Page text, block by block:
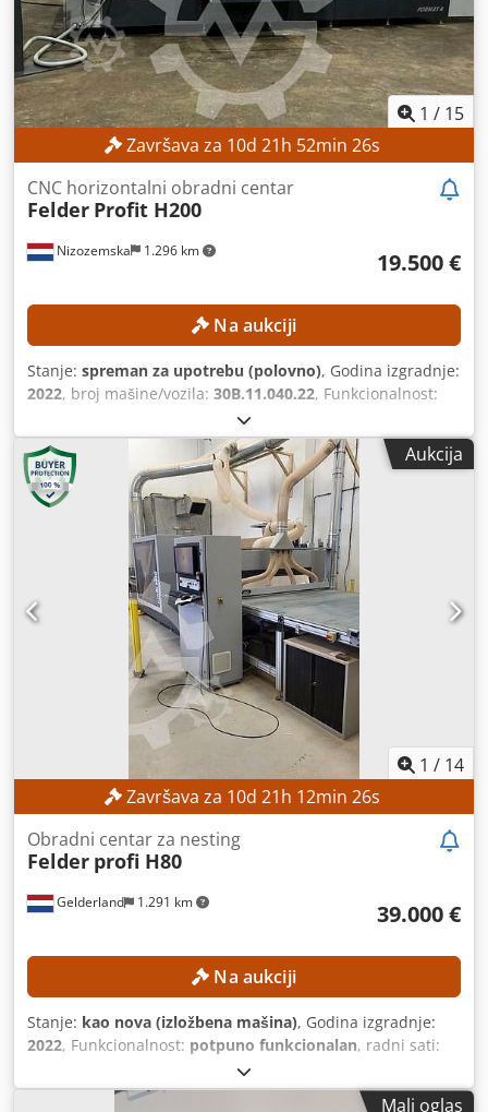
1 / 15
Završava za 10d 21h 52min 24s
Nizozemska 1.296 km
CNC horizontalni obradni centar
Felder Profit H200
19.500 €
Na aukciji
Stanje: spreman za upotrebu (polovno), Godina izgradnje:
2022, broj mašine/vozila: 30B.11.040.22, Funkcionalnost:
Aukcija
1 / 14
Završava za 10d 21h 12min 24s
Gelderland 1.291 km
Obradni centar za nesting
Felder profi H80
39.000 €
Na aukciji
Stanje: kao nova (izložbena mašina), Godina izgradnje:
2022, Funkcionalnost: potpuno funkcionalan, radni sati:
3.720 mm
mm, udaljenost hoda Z-osi:225 mm, širina radnog
Mali oglas